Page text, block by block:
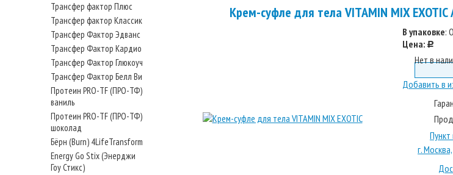
Трансфер фактор Плюс
Трансфер фактор Классик
Трансфер Фактор Эдванс
Трансфер Фактор Кардио
Трансфер Фактор Глюкоуч
Трансфер Фактор Белл Ви
Протеин PRO-TF (ПРО-ТФ)
ваниль
Протеин PRO-TF (ПРО-ТФ)
шоколад
Бёрн (Burn) 4LifeTransform
Energy Go Stix (Энерджи
Гоу Стикс)
Крем-суфле для тела VITAMIN MIX
В упаковке:
Цена: c
Нет в
Добавить в
г.